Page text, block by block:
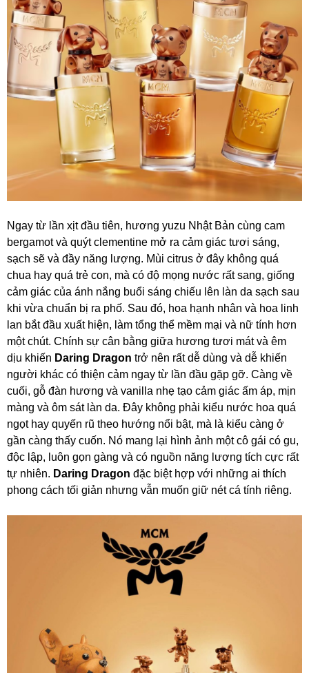
Ngay từ lần xịt đầu tiên, hương yuzu Nhật Bản cùng cam
bergamot và quýt clementine mở ra cảm giác tươi sáng,
sạch sẽ và đầy năng lượng. Mùi citrus ở đây không quá
chua hay quá trẻ con, mà có độ mọng nước rất sang, giống
cảm giác của ánh nắng buổi sáng chiếu lên làn da sạch sau
khi vừa chuẩn bị ra phố. Sau đó, hoa hạnh nhân và hoa linh
lan bắt đầu xuất hiện, làm tổng thể mềm mại và nữ tính hơn
một chút. Chính sự cân bằng giữa hương tươi mát và êm
dịu khiến Daring Dragon trở nên rất dễ dùng và dễ khiến
người khác có thiện cảm ngay từ lần đầu gặp gỡ. Càng về
cuối, gỗ đàn hương và vanilla nhẹ tạo cảm giác ấm áp, mịn
màng và ôm sát làn da. Đây không phải kiểu nước hoa quá
ngọt hay quyến rũ theo hướng nổi bật, mà là kiểu càng ở
gần càng thấy cuốn. Nó mang lại hình ảnh một cô gái có gu,
độc lập, luôn gọn gàng và có nguồn năng lượng tích cực rất
tự nhiên. Daring Dragon đặc biệt hợp với những ai thích
phong cách tối giản nhưng vẫn muốn giữ nét cá tính riêng.